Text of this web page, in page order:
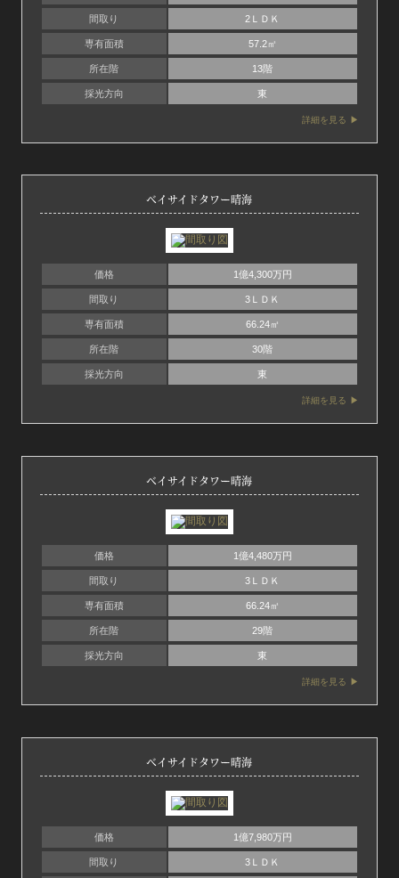
間取り 2ＬＤＫ
専有面積 57.2㎡
所在階 13階
採光方向 東
詳細を見る
ベイサイドタワー晴海
価格 1億4,300万円
間取り 3ＬＤＫ
専有面積 66.24㎡
所在階 30階
採光方向 東
詳細を見る
ベイサイドタワー晴海
価格 1億4,480万円
間取り 3ＬＤＫ
専有面積 66.24㎡
所在階 29階
採光方向 東
詳細を見る
ベイサイドタワー晴海
価格 1億7,980万円
間取り 3ＬＤＫ